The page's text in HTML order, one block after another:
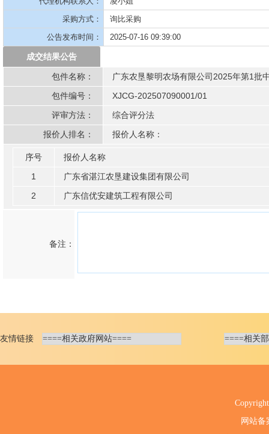
友情链接
网站